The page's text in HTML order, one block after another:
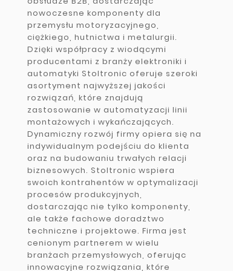
nowoczesne komponenty dla
przemysłu motoryzacyjnego,
ciężkiego, hutnictwa i metalurgii.
Dzięki współpracy z wiodącymi
producentami z branży elektroniki i
automatyki Stoltronic oferuje szeroki
asortyment najwyższej jakości
rozwiązań, które znajdują
zastosowanie w automatyzacji linii
montażowych i wykańczających.
Dynamiczny rozwój firmy opiera się na
indywidualnym podejściu do klienta
oraz na budowaniu trwałych relacji
biznesowych. Stoltronic wspiera
swoich kontrahentów w optymalizacji
procesów produkcyjnych,
dostarczając nie tylko komponenty,
ale także fachowe doradztwo
techniczne i projektowe. Firma jest
cenionym partnerem w wielu
branżach przemysłowych, oferując
innowacyjne rozwiązania, które